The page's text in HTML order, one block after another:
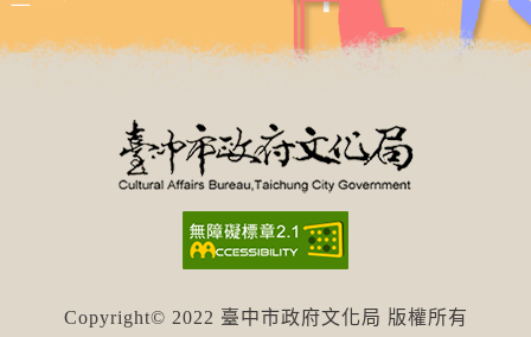
Copyright© 2022 臺中市政府文化局 版權所有